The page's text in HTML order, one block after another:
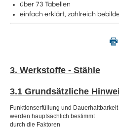
über 73 Tabellen
einfach erklärt, zahlreich
3. Werkstoffe - Stähle
3.1 Grundsätzliche
Funktionserfüllung und
werden hauptsächlich bestimmt
durch die Faktoren